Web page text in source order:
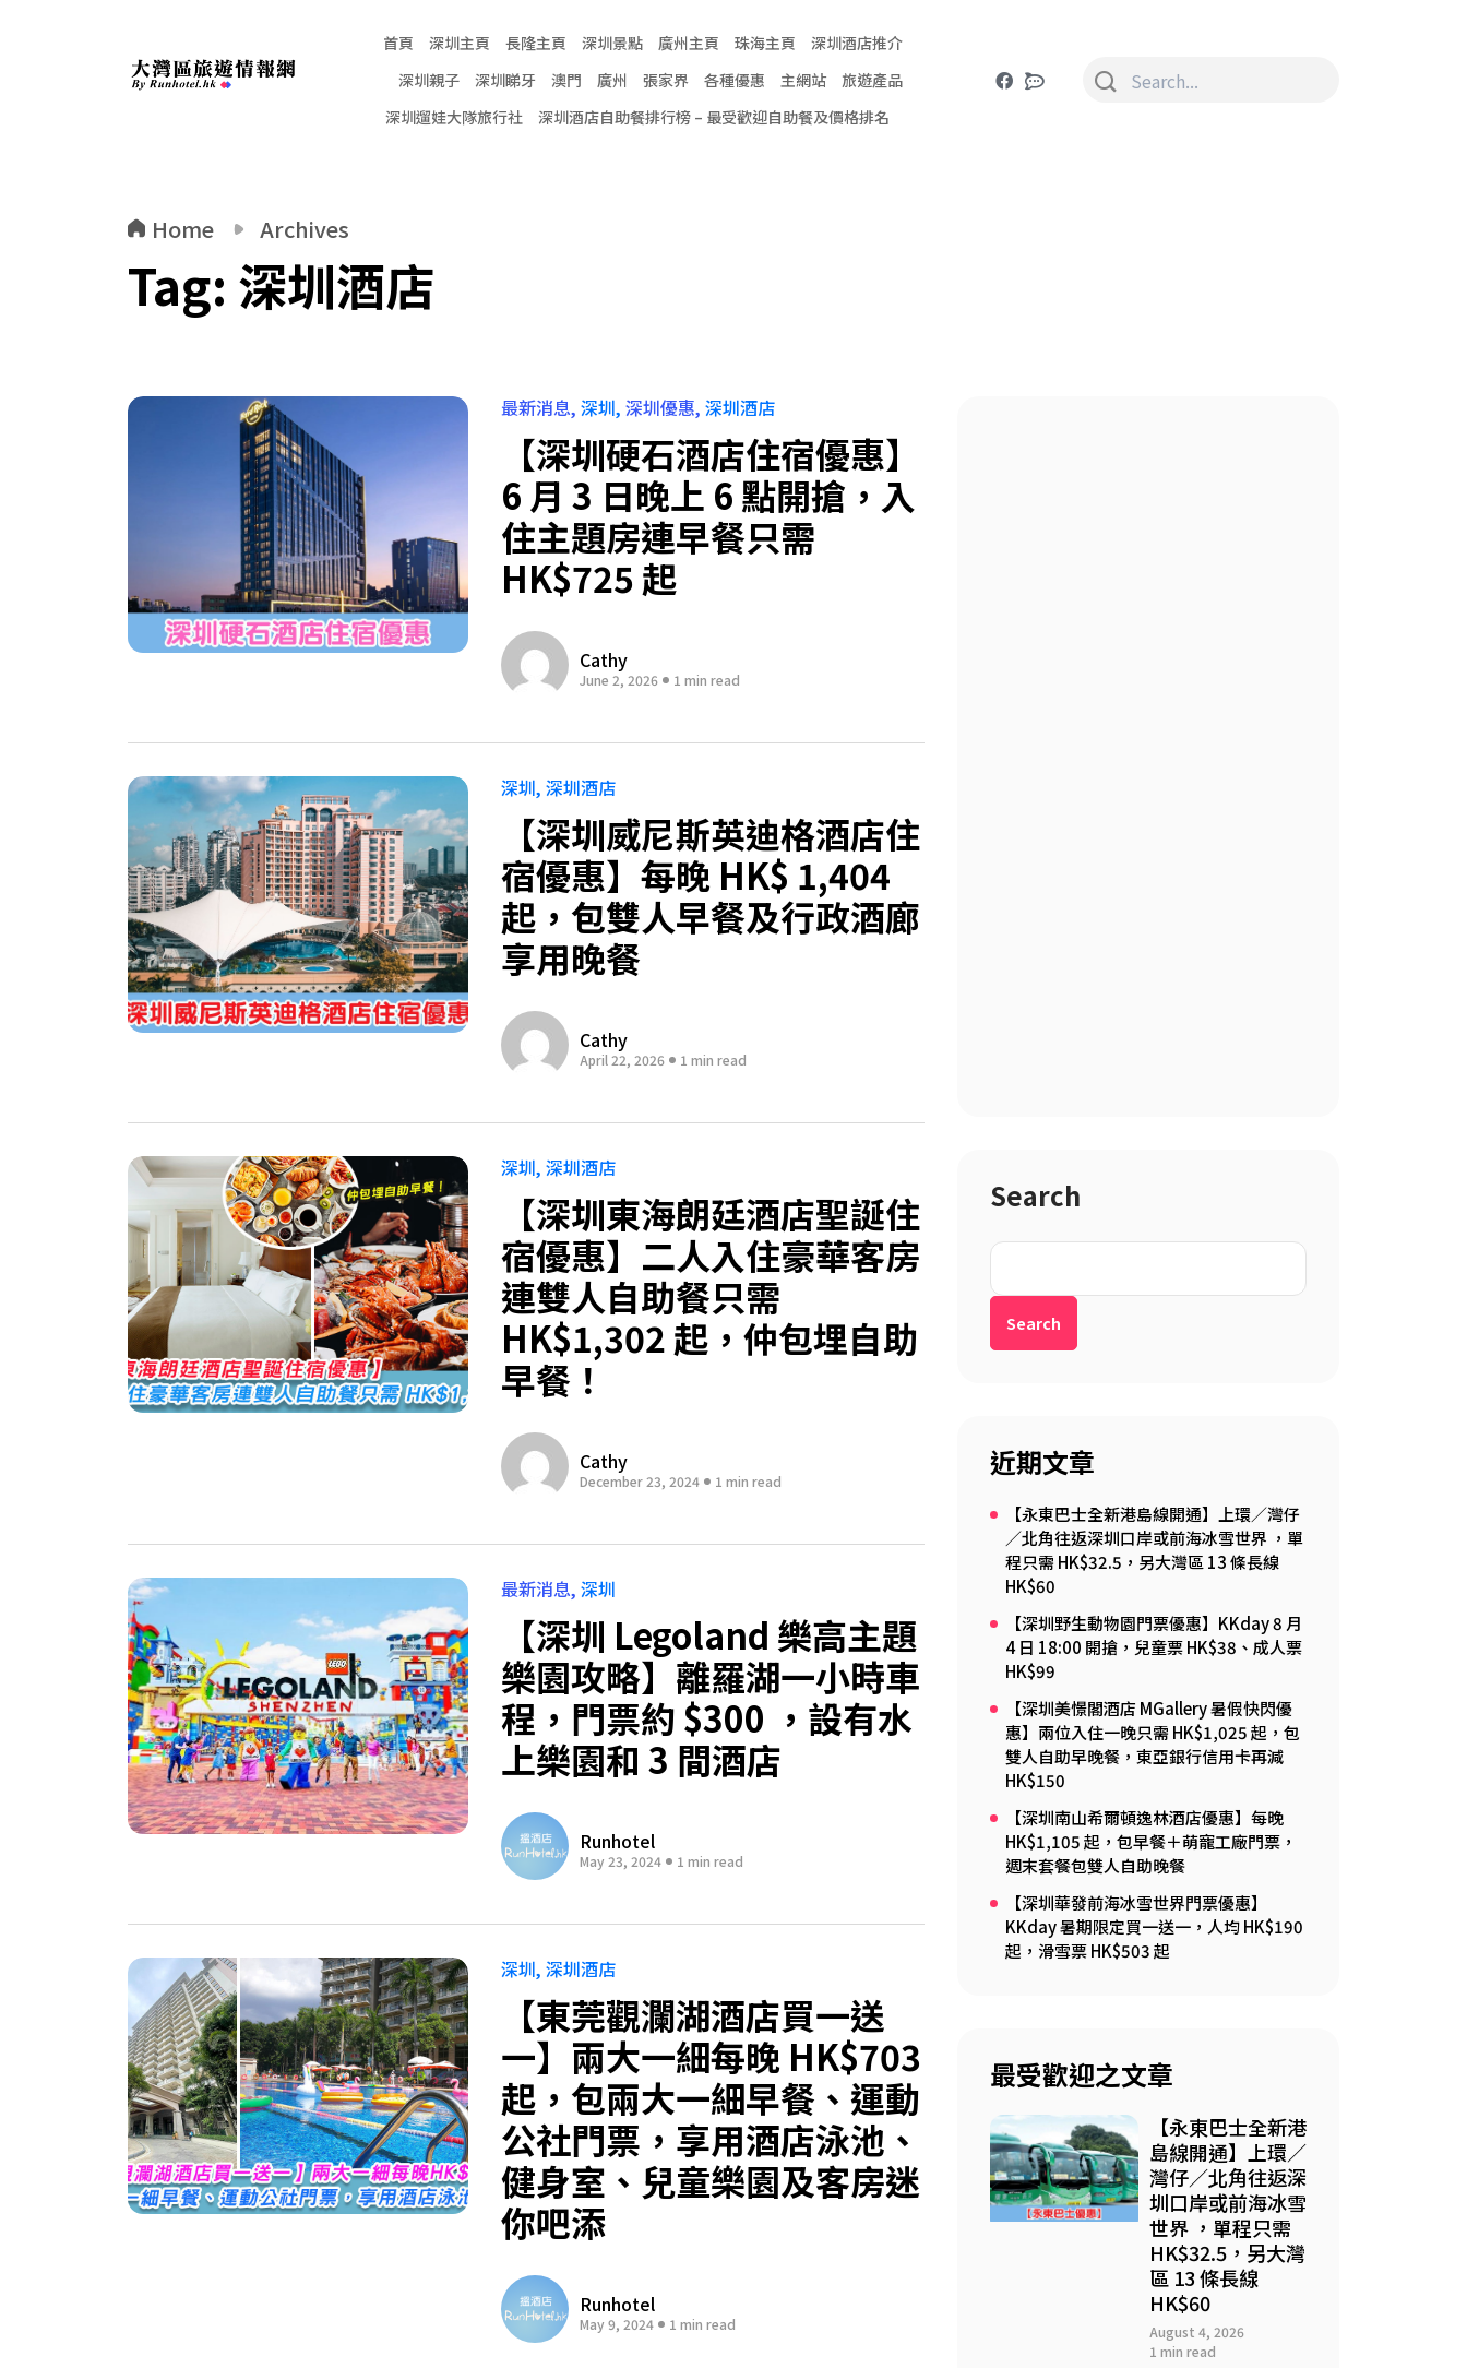
首頁 深圳主頁 長隆主頁 深圳景點 廣州主頁 珠海主頁
深圳酒店推介
深圳親子
深圳睇牙 澳門 廣州 張家界 各種優惠 主網站
旅遊產品
深圳遛娃大隊旅行社
深圳酒店自助餐排行榜 – 最受歡迎自助餐及價格排名
Home Archives
Tag: 深圳酒店
最新消息 深圳 深圳優惠 深圳酒店
【深圳硬石酒店住宿優惠】
6 月 3 日晚上 6 點開搶，入
住主題房連早餐只需
HK$725 起
Cathy
June 2, 2026 1 min read
深圳 深圳酒店
【深圳威尼斯英迪格酒店住
宿優惠】每晚 HK$ 1,404
起，包雙人早餐及行政酒廊
享用晚餐
Cathy
April 22, 2026 1 min read
深圳 深圳酒店
【深圳東海朗廷酒店聖誕住
宿優惠】二人入住豪華客房
連雙人自助餐只需
HK$1,302 起，仲包埋自助
早餐！
Cathy
December 23, 2024 1 min read
最新消息 深圳
【深圳 Legoland 樂高主題
樂園攻略】離羅湖一小時車
程，門票約 $300 ，設有水
上樂園和 3 間酒店
Runhotel
May 23, 2024 1 min read
深圳 深圳酒店
【東莞觀瀾湖酒店買一送
一】兩大一細每晚 HK$703
起，包兩大一細早餐、運動
公社門票，享用酒店泳池、
健身室、兒童樂園及客房迷
你吧添
Runhotel
May 9, 2024 1 min read
Search
Search
近期文章
【永東巴士全新港島線開通】上環／灣仔
／北角往返深圳口岸或前海冰雪世界 ，單
程只需 HK$32.5，另大灣區 13 條長線
HK$60
【深圳野生動物園門票優惠】KKday 8 月
4 日 18:00 開搶，兒童票 HK$38、成人票
HK$99
【深圳美憬閣酒店 MGallery 暑假快閃優
惠】兩位入住一晚只需 HK$1,025 起，包
雙人自助早晚餐，東亞銀行信用卡再減
HK$150
【深圳南山希爾頓逸林酒店優惠】每晚
HK$1,105 起，包早餐＋萌寵工廠門票，
週末套餐包雙人自助晚餐
【深圳華發前海冰雪世界門票優惠】
KKday 暑期限定買一送一，人均 HK$190
起，滑雪票 HK$503 起
最受歡迎之文章
【永東巴士全新港
島線開通】上環／
灣仔／北角往返深
圳口岸或前海冰雪
世界 ，單程只需
HK$32.5，另大灣
區 13 條長線
HK$60
August 4, 2026
1 min read